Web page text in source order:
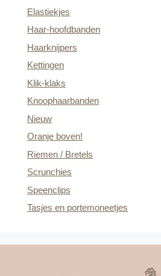
Elastiekjes
Haar-hoofdbanden
Haarknijpers
Kettingen
Klik-klaks
Knoophaarbanden
Nieuw
Oranje boven!
Riemen / Bretels
Scrunchies
Speenclips
Tasjes en portemoneetjes